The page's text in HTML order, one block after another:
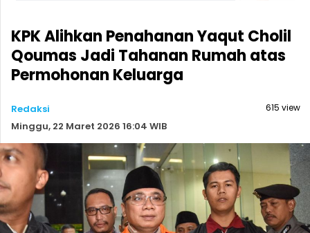
KPK Alihkan Penahanan Yaqut Cholil
Qoumas Jadi Tahanan Rumah atas
Permohonan Keluarga
Redaksi
Minggu, 22 Maret 2026 16:04 WIB
615 view